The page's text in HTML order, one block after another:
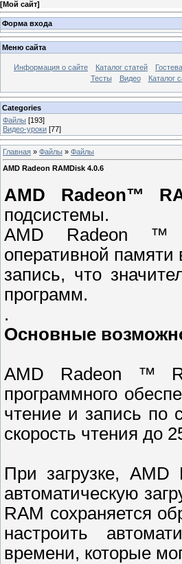
[Мой сайт]
Форма входа
Меню сайта
Информация о сайте Каталог статей
Тесты
Видео Каталог
Categories
Файлы [193]
Видео-уроки [77]
Главная » Файлы » Файлы
AMD Radeon RAMDisk 4.0.6
AMD Radeon™
подсистемы.
AMD Radeon ™
оперативной
запись, что
программ.
.
Основные
AMD Radeon ™
программного
чтение и запись по
скорость чтения до
При загрузке,
автоматическую
RAM сохраняется
настроить
времени, которые